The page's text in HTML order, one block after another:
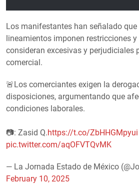
Los manifestantes han señalado
lineamientos imponen restricciones
consideran excesivas y perjudiciales
comercial.
🚨Los comerciantes exigen la
disposiciones, argumentando que
condiciones laborales.
📷: Zasid Q.https://t.co/ZbHHGMpyui
pic.twitter.com/aqOFVTQvMK
— La Jornada Estado de México
February 10, 2025